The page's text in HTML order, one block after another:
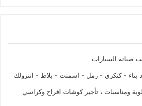
صيانة السيارات
- كنكري - رمل - اسمنت - بلاط - انترولك
ومناسبات ، تأجير كوشات افراح وكراسي